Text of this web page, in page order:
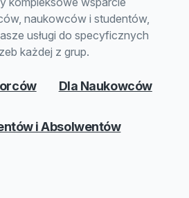
naukowców i studentów,
usługi do specyficznych
każdej z grup.
Dla Naukowców
i Absolwentów